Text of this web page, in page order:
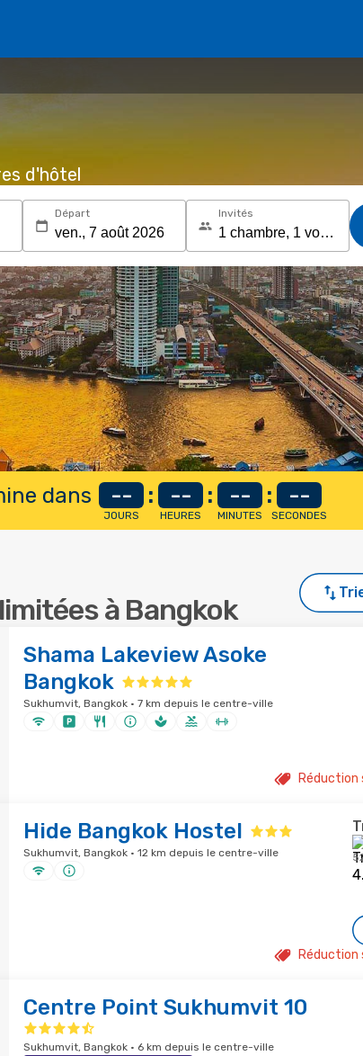
d'hôtel
Départ Invités
dans --
JOURS
: --
HEURES
: --
MINUTES
: --
SECONDES
à Bangkok
Shama Lakeview Asoke
Bangkok
Sukhumvit, Bangkok · 7 km depuis le centre-ville
Réduction
Hide Bangkok Hostel
Sukhumvit, Bangkok · 12 km depuis le centre-ville
Réduction
Centre Point Sukhumvit 10
Sukhumvit, Bangkok · 6 km depuis le centre-ville